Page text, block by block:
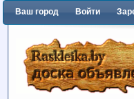
Ваш город Войти
Главная Статьи